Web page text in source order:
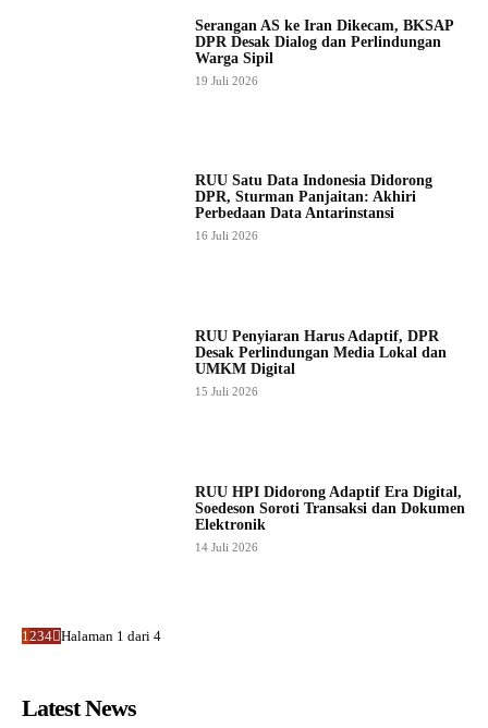
Serangan AS ke Iran Dikecam, BKSAP
DPR Desak Dialog dan Perlindungan
Warga Sipil
19 Juli 2026
RUU Satu Data Indonesia Didorong
DPR, Sturman Panjaitan: Akhiri
Perbedaan Data Antarinstansi
16 Juli 2026
RUU Penyiaran Harus Adaptif, DPR
Desak Perlindungan Media Lokal dan
UMKM Digital
15 Juli 2026
RUU HPI Didorong Adaptif Era Digital,
Soedeson Soroti Transaksi dan Dokumen
Elektronik
14 Juli 2026
1 234 Halaman 1 dari 4
Latest News